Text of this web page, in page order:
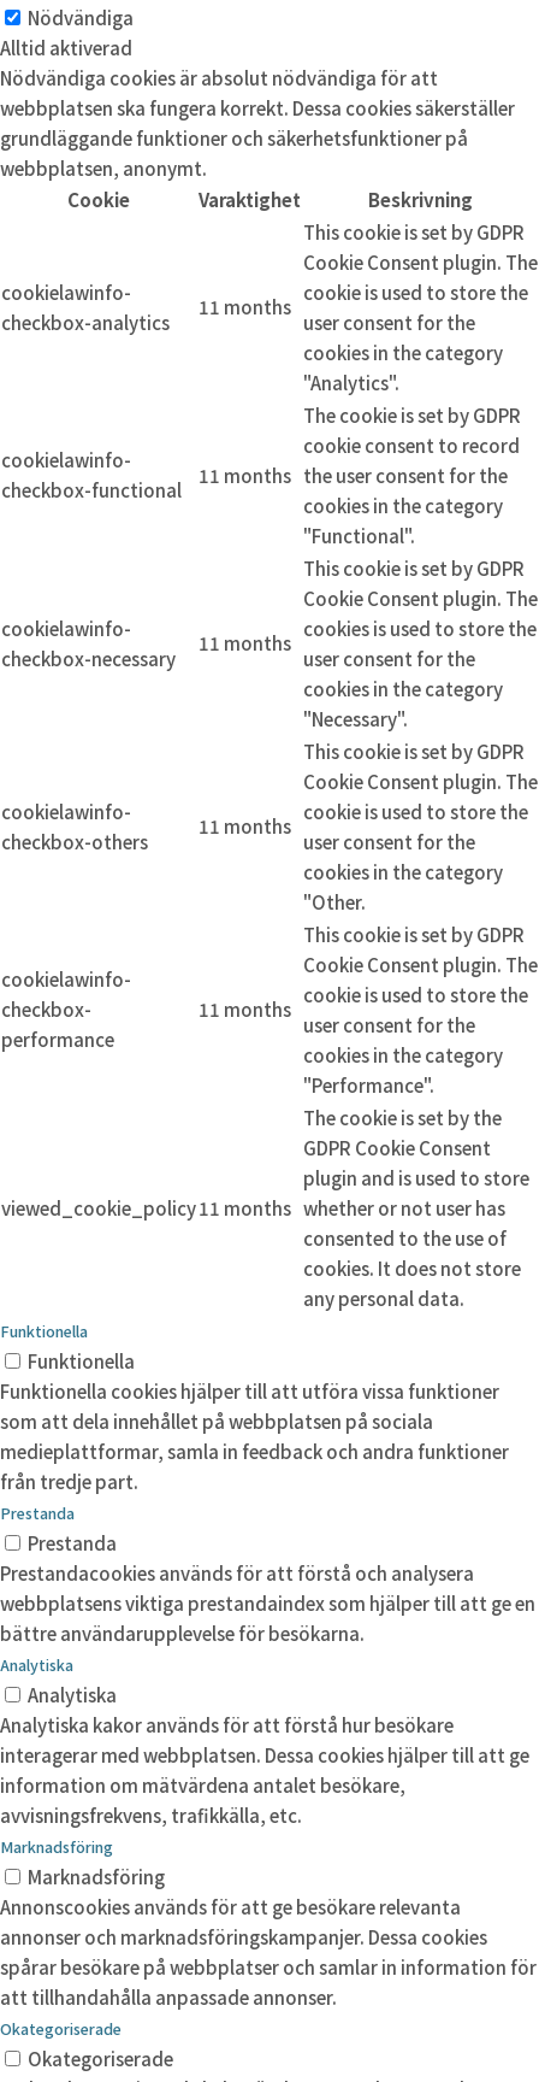
Nödvändiga
Alltid aktiverad
Nödvändiga cookies är absolut nödvändiga för att
webbplatsen ska fungera korrekt. Dessa cookies säkerställer
grundläggande funktioner och säkerhetsfunktioner på
webbplatsen, anonymt.
Cookie
Varaktighet Beskrivning
cookielawinfo-
checkbox-analytics
11 months
This cookie is set by GDPR
Cookie Consent plugin. The
cookie is used to store the
user consent for the
cookies in the category
"Analytics".
cookielawinfo-
checkbox-functional
11 months
The cookie is set by GDPR
cookie consent to record
the user consent for the
cookies in the category
"Functional".
cookielawinfo-
checkbox-necessary
11 months
This cookie is set by GDPR
Cookie Consent plugin. The
cookies is used to store the
user consent for the
cookies in the category
"Necessary".
cookielawinfo-
checkbox-others
11 months
This cookie is set by GDPR
Cookie Consent plugin. The
cookie is used to store the
user consent for the
cookies in the category
"Other.
cookielawinfo-
checkbox-
performance
11 months
This cookie is set by GDPR
Cookie Consent plugin. The
cookie is used to store the
user consent for the
cookies in the category
"Performance".
viewed_cookie_policy11 months
The cookie is set by the
GDPR Cookie Consent
plugin and is used to store
whether or not user has
consented to the use of
cookies. It does not store
any personal data.
Funktionella
Funktionella
Funktionella cookies hjälper till att utföra vissa funktioner
som att dela innehållet på webbplatsen på sociala
medieplattformar, samla in feedback och andra funktioner
från tredje part.
Prestanda
Prestanda
Prestandacookies används för att förstå och analysera
webbplatsens viktiga prestandaindex som hjälper till att ge en
bättre användarupplevelse för besökarna.
Analytiska
Analytiska
Analytiska kakor används för att förstå hur besökare
interagerar med webbplatsen. Dessa cookies hjälper till att ge
information om mätvärdena antalet besökare,
avvisningsfrekvens, trafikkälla, etc.
Marknadsföring
Marknadsföring
Annonscookies används för att ge besökare relevanta
annonser och marknadsföringskampanjer. Dessa cookies
spårar besökare på webbplatser och samlar in information för
att tillhandahålla anpassade annonser.
Okategoriserade
Okategoriserade